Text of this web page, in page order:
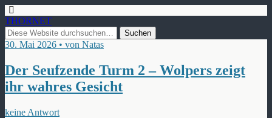
THORNET
30. Mai 2026 • von Natas
Der Seufzende Turm 2 – Wolpers zeigt
ihr wahres Gesicht
keine Antwort